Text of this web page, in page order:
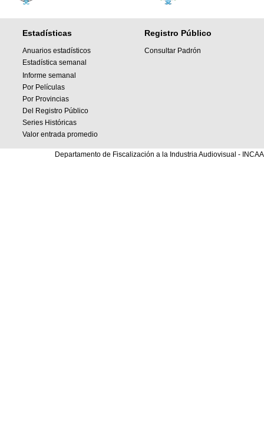
Estadísticas Registro Público
Anuarios estadísticos
Consultar Padrón
Estadística semanal
Informe semanal
Por Películas
Por Provincias
Del Registro Público
Series Históricas
Valor entrada promedio
Departamento de Fiscalización a la Industria Audiovisual -